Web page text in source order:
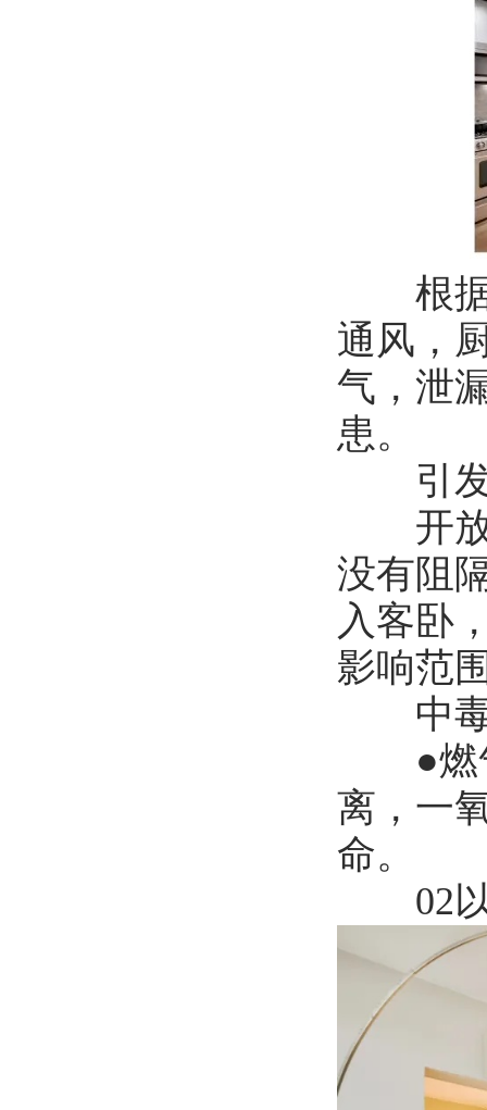
根据
通风，
气，泄
患。
引发
开放
没有阻
入客卧
影响范
中毒
●燃气
离，一
命。
02以